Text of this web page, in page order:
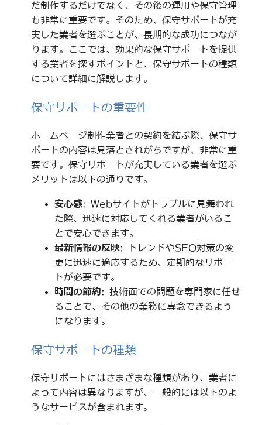
だ制作するだけでなく、その後の運用や保守管理
も非常に重要です。そのため、保守サポートが充
実した業者を選ぶことが、長期的な成功につなが
ります。ここでは、効果的な保守サポートを提供
する業者を探すポイントと、保守サポートの種類
について詳細に解説します。
保守サポートの重要性
ホームページ制作業者との契約を結ぶ際、保守サ
ポートの内容は見落とされがちですが、非常に重
要です。保守サポートが充実している業者を選ぶ
メリットは以下の通りです。
安心感: Webサイトがトラブルに見舞われ
た際、迅速に対応してくれる業者がいるこ
とで安心できます。
最新情報の反映: トレンドやSEO対策の変
更に迅速に適応するため、定期的なサポー
トが必要です。
時間の節約: 技術面での問題を専門家に任せ
ることで、その他の業務に専念できるよう
になります。
保守サポートの種類
保守サポートにはさまざまな種類があり、業者に
よって内容は異なりますが、一般的には以下のよ
うなサービスが含まれます。